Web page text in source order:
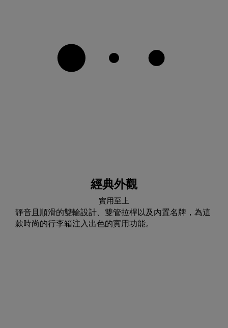
經典外觀
實用至上
靜音且順滑的雙輪設計、雙管拉桿以及內置名牌，為這
款時尚的行李箱注入出色的實用功能。